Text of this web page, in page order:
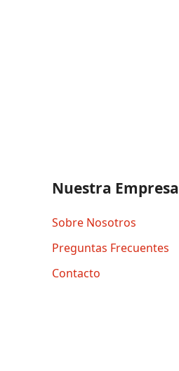
Nuestra Empresa
Sobre Nosotros
Preguntas Frecuentes
Contacto